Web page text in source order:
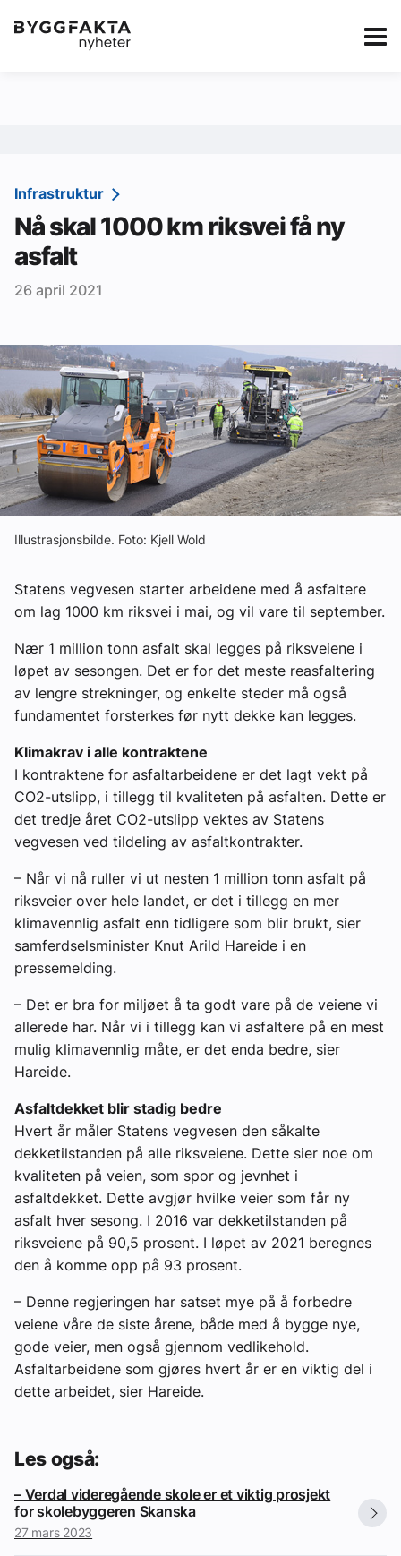
Kategorier Jobbmarkedet Annonsere i
Redaksjonen
Om Byggfakta
Annonsere
Abonnere
Tips oss
Ledige stillinger
eBlad
Aktivitetskalender
Bransjekommentar
Aktuelle prosjekter
Infrastruktur
Nå skal 1000 km riksvei få ny
asfalt
26 april 2021
Illustrasjonsbilde. Foto: Kjell Wold
Statens vegvesen starter arbeidene med å asfaltere
om lag 1000 km riksvei i mai, og vil vare til september.
Nær 1 million tonn asfalt skal legges på riksveiene i
løpet av sesongen. Det er for det meste reasfaltering
av lengre strekninger, og enkelte steder må også
fundamentet forsterkes før nytt dekke kan legges.
Klimakrav i alle kontraktene
I kontraktene for asfaltarbeidene er det lagt vekt på
CO2-utslipp, i tillegg til kvaliteten på asfalten. Dette er
det tredje året CO2-utslipp vektes av Statens
vegvesen ved tildeling av asfaltkontrakter.
– Når vi nå ruller vi ut nesten 1 million tonn asfalt på
riksveier over hele landet, er det i tillegg en mer
klimavennlig asfalt enn tidligere som blir brukt, sier
samferdselsminister Knut Arild Hareide i en
pressemelding.
– Det er bra for miljøet å ta godt vare på de veiene vi
allerede har. Når vi i tillegg kan vi asfaltere på en mest
mulig klimavennlig måte, er det enda bedre, sier
Hareide.
Asfaltdekket blir stadig bedre
Hvert år måler Statens vegvesen den såkalte
dekketilstanden på alle riksveiene. Dette sier noe om
kvaliteten på veien, som spor og jevnhet i
asfaltdekket. Dette avgjør hvilke veier som får ny
asfalt hver sesong. I 2016 var dekketilstanden på
riksveiene på 90,5 prosent. I løpet av 2021 beregnes
den å komme opp på 93 prosent.
– Denne regjeringen har satset mye på å forbedre
veiene våre de siste årene, både med å bygge nye,
gode veier, men også gjennom vedlikehold.
Asfaltarbeidene som gjøres hvert år er en viktig del i
dette arbeidet, sier Hareide.
Les også:
– Verdal videregående skole er et viktig prosjekt
for skolebyggeren Skanska
27 mars 2023